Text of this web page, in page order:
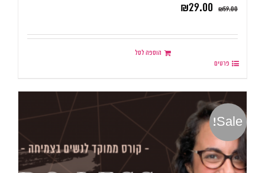
₪59.00
₪29.00
הוספה לסל
פרטים
Sale!